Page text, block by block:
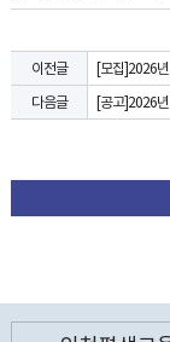
이전글
[모집]2026년
다음글
[공고]2026년